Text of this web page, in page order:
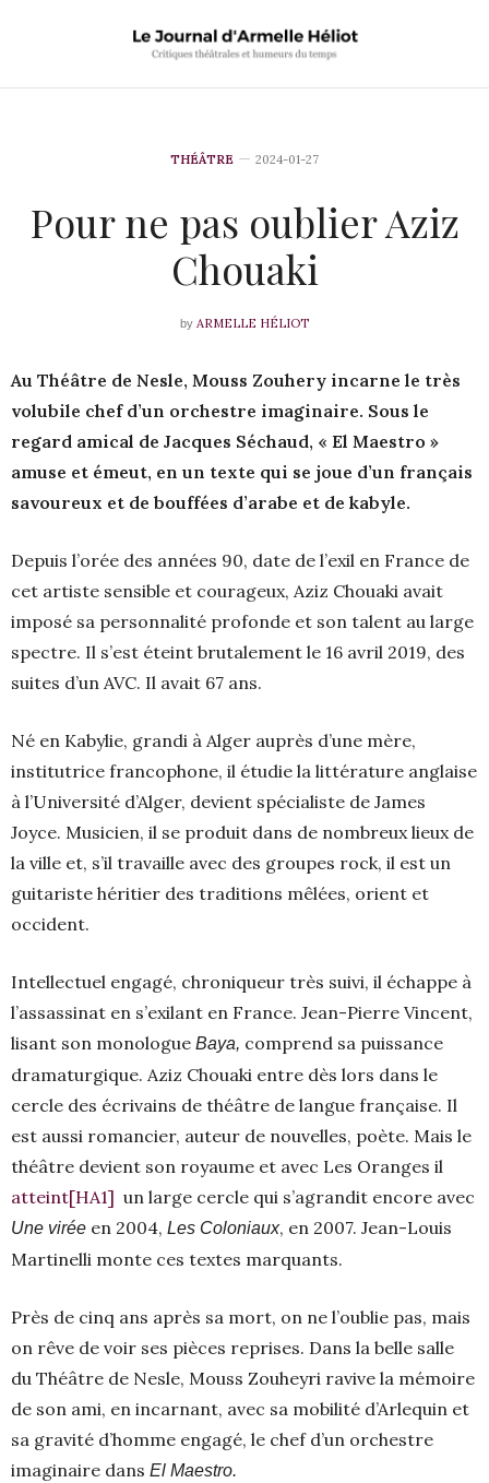
THÉÂTRE 2024-01-27
Pour ne pas oublier Aziz
Chouaki
by ARMELLE HÉLIOT
Au Théâtre de Nesle, Mouss Zouhery incarne le très
volubile chef d’un orchestre imaginaire. Sous le
regard amical de Jacques Séchaud, « El Maestro »
amuse et émeut, en un texte qui se joue d’un français
savoureux et de bouffées d’arabe et de kabyle.
Depuis l’orée des années 90, date de l’exil en France de
cet artiste sensible et courageux, Aziz Chouaki avait
imposé sa personnalité profonde et son talent au large
spectre. Il s’est éteint brutalement le 16 avril 2019, des
suites d’un AVC. Il avait 67 ans.
Né en Kabylie, grandi à Alger auprès d’une mère,
institutrice francophone, il étudie la littérature anglaise
à l’Université d’Alger, devient spécialiste de James
Joyce. Musicien, il se produit dans de nombreux lieux de
la ville et, s’il travaille avec des groupes rock, il est un
guitariste héritier des traditions mêlées, orient et
occident.
Intellectuel engagé, chroniqueur très suivi, il échappe à
l’assassinat en s’exilant en France. Jean-Pierre Vincent,
lisant son monologue Baya, comprend sa puissance
dramaturgique. Aziz Chouaki entre dès lors dans le
cercle des écrivains de théâtre de langue française. Il
est aussi romancier, auteur de nouvelles, poète. Mais le
théâtre devient son royaume et avec Les Oranges il
atteint[HA1] un large cercle qui s’agrandit encore avec
Une virée en 2004, Les Coloniaux, en 2007. Jean-Louis
Martinelli monte ces textes marquants.
Près de cinq ans après sa mort, on ne l’oublie pas, mais
on rêve de voir ses pièces reprises. Dans la belle salle
du Théâtre de Nesle, Mouss Zouheyri ravive la mémoire
de son ami, en incarnant, avec sa mobilité d’Arlequin et
sa gravité d’homme engagé, le chef d’un orchestre
imaginaire dans El Maestro.